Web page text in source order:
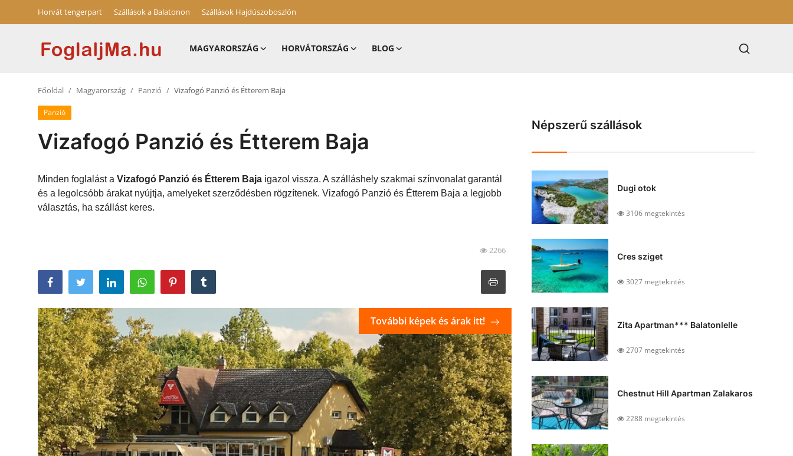
Horvát tengerpart Szállások a Balatonon Szállások Hajdúszoboszlón
MAGYARORSZÁG HORVÁTORSZÁG BLOG
Horvátország
Szállások Hajdúszoboszlón
Főoldal Magyarország Panzió Vizafogó Panzió és Étterem Baja
Panzió
Vizafogó Panzió és Étterem Baja
Minden foglalást a Vizafogó Panzió és Étterem Baja igazol vissza. A szálláshely szakmai színvonalat garantál
és a legolcsóbb árakat nyújtja, amelyeket szerződésben rögzítenek. Vizafogó Panzió és Étterem Baja a legjobb
választás, ha szállást keres.
2266
További képek és árak itt!
Népszerű szállások
Dugi otok
3106 megtekintés
Cres sziget
3027 megtekintés
Zita Apartman*** Balatonlelle
2707 megtekintés
Chestnut Hill Apartman Zalakaros
2288 megtekintés